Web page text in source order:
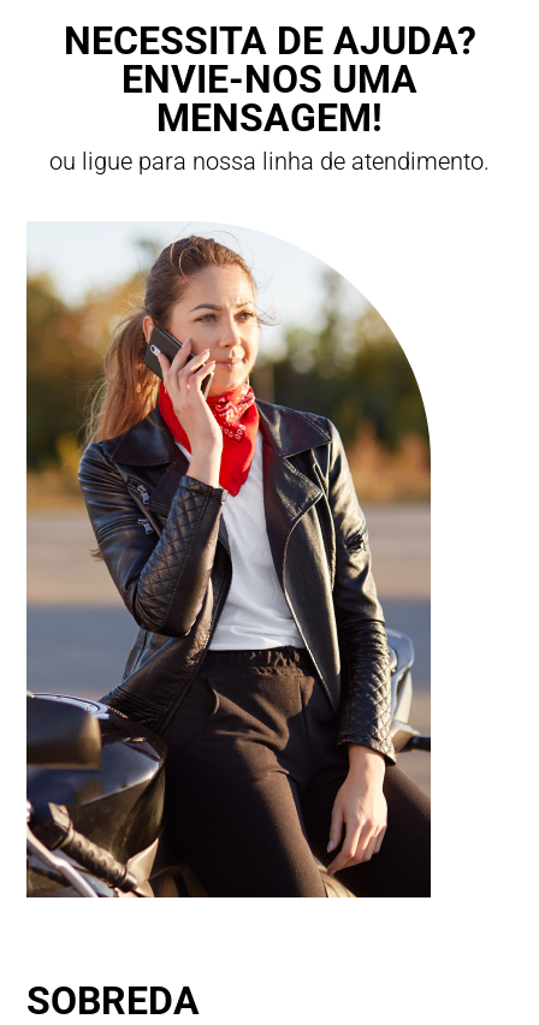
NECESSITA DE AJUDA?
ENVIE-NOS UMA
MENSAGEM!
ou ligue para nossa linha de atendimento.
SOBREDA